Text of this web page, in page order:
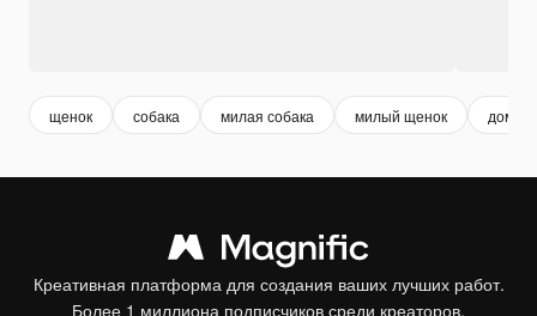
щенок собака милая собака милый щенок
Креативная платформа для создания ваших лучших работ.
Более 1 миллиона подписчиков среди креаторов,